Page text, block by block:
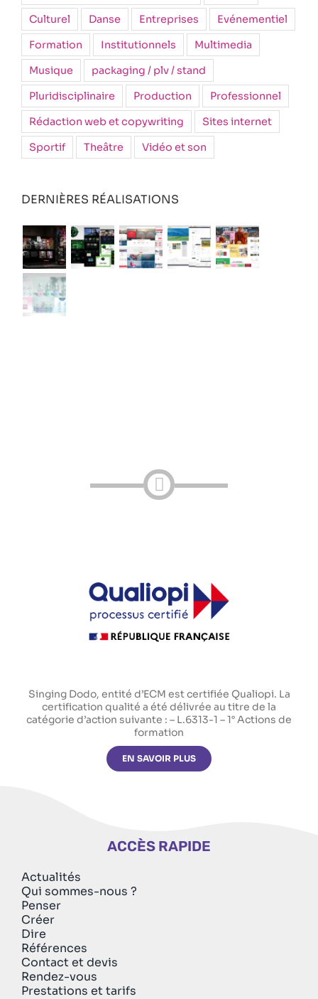
Culturel
Danse Entreprises
Evénementiel
Formation
Institutionnels
Multimedia
Musique
packaging / plv / stand
Pluridisciplinaire
Production
Professionnel
Rédaction web et copywriting
Sites internet
Sportif
Theâtre Vidéo et son
DERNIÈRES RÉALISATIONS
Singing Dodo, entité d’ECM est certifiée Qualiopi. La
certification qualité a été délivrée au titre de la
catégorie d’action suivante : – L.6313-1 – 1° Actions de
formation
EN SAVOIR PLUS
ACCÈS RAPIDE
Actualités
Qui sommes-nous ?
Penser
Créer
Dire
Références
Contact et devis
Rendez-vous
Prestations et tarifs